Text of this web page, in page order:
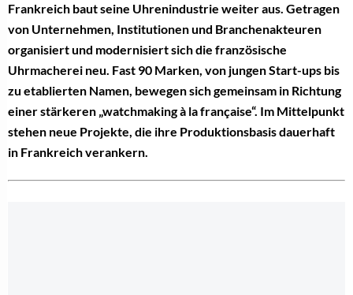
Frankreich baut seine Uhrenindustrie weiter aus. Getragen
von Unternehmen, Institutionen und Branchenakteuren
organisiert und modernisiert sich die französische
Uhrmacherei neu. Fast 90 Marken, von jungen Start-ups bis
zu etablierten Namen, bewegen sich gemeinsam in Richtung
einer stärkeren „watchmaking à la française“. Im Mittelpunkt
stehen neue Projekte, die ihre Produktionsbasis dauerhaft
in Frankreich verankern.